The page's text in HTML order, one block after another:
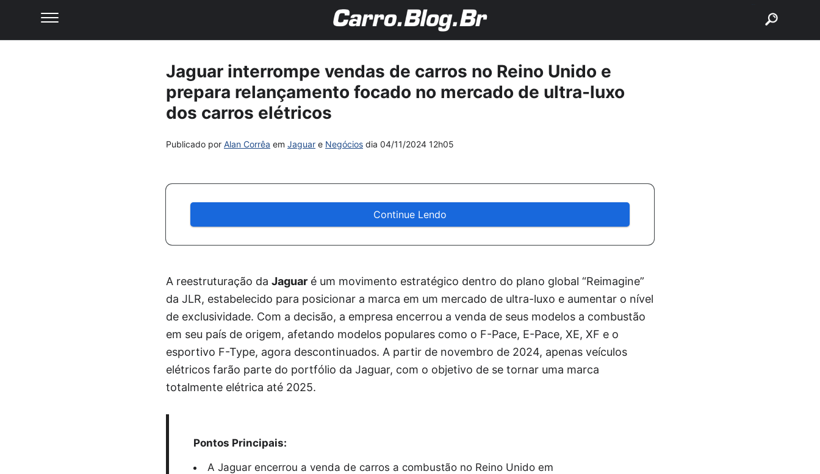
Jaguar interrompe vendas de carros no Reino Unido e
prepara relançamento focado no mercado de ultra-luxo
dos carros elétricos
Publicado por Alan Corrêa em Jaguar e Negócios dia 04/11/2024 12h05
Continue Lendo
A reestruturação da Jaguar é um movimento estratégico dentro do plano global “Reimagine”
da JLR, estabelecido para posicionar a marca em um mercado de ultra-luxo e aumentar o nível
de exclusividade. Com a decisão, a empresa encerrou a venda de seus modelos a combustão
em seu país de origem, afetando modelos populares como o F-Pace, E-Pace, XE, XF e o
esportivo F-Type, agora descontinuados. A partir de novembro de 2024, apenas veículos
elétricos farão parte do portfólio da Jaguar, com o objetivo de se tornar uma marca
totalmente elétrica até 2025.
Pontos Principais:
A Jaguar encerrou a venda de carros a combustão no Reino Unido em